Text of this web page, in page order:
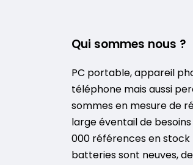
Qui sommes nous ?
PC portable, appareil
téléphone mais aussi
sommes en mesure de
large éventail de
000 références en stock
batteries sont neuves,